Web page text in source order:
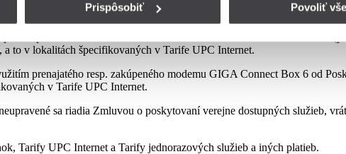
Prispôsobiť Povoliť
modemu od Poskytovateľa podľa platnej Tarify resp. podmienok
zakúpeného modemu GIGA ConnectBox alebo GIGA Connect Box 6
to v lokalitách špecifikovaných v Tarife UPC Internet.
prenajatého resp. zakúpeného modemu GIGA Connect Box 6 od
v Tarife UPC Internet.
sa riadia Zmluvou o poskytovaní verejne dostupných služieb,
Tarify UPC Internet a Tarify jednorazových služieb a iných platieb.